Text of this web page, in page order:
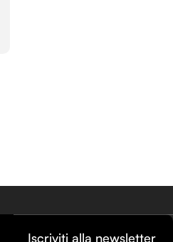
Iscriviti alla newsletter